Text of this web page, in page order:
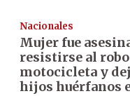
Nacionales
Mujer fue
resistirse al robo
motocicleta y
hijos huérfanos